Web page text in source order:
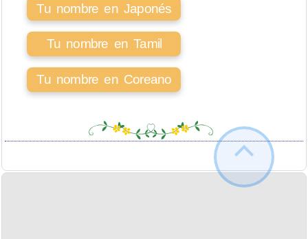
Tu nombre en Japonés
Tu nombre en Tamil
Tu nombre en Coreano